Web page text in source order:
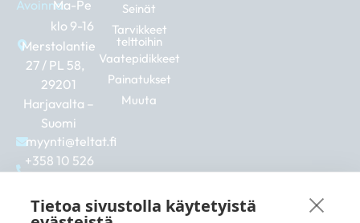
Avoinna:Ma-Pe
klo 9-16
Merstolantie
27 / PL 58,
29201
Harjavalta –
Suomi
myynti@teltat.fi
+358 10 526
F
a
I
n
L
i
Seinät
Tarvikkeet
telttoihin
Vaatepidikkeet
Painatukset
Muuta
Tietoa sivustolla käytetyistä